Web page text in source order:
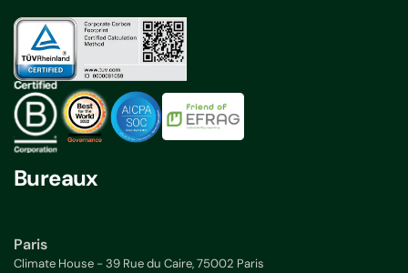
Bureaux
Paris
Climate House - 39 Rue du Caire, 75002 Paris